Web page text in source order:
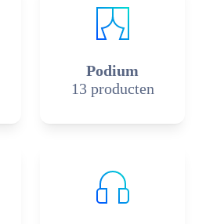
Podium
13 producten